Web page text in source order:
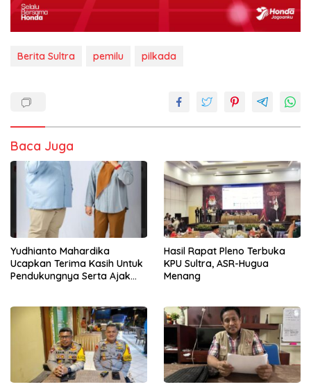
Berita Sultra pemilu pilkada
Baca Juga
Yudhianto Mahardika
Ucapkan Terima Kasih Untuk
Pendukungnya Serta Ajak
Hasil Rapat Pleno Terbuka
KPU Sultra, ASR-Hugua
Menang